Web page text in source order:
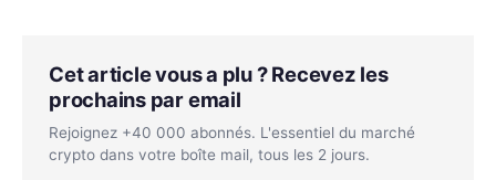
Cet article vous a plu ? Recevez les
prochains par email
Rejoignez +40 000 abonnés. L'essentiel du marché
crypto dans votre boîte mail, tous les 2 jours.